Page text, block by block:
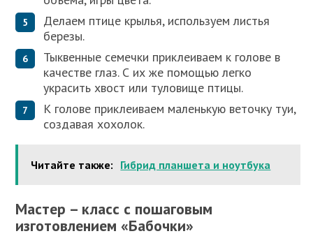
Делаем птице крылья, используем листья
березы.
Тыквенные семечки приклеиваем к голове в
качестве глаз. С их же помощью легко
украсить хвост или туловище птицы.
К голове приклеиваем маленькую веточку туи,
создавая хохолок.
Читайте также: Гибрид планшета и ноутбука
Мастер – класс с пошаговым
изготовлением «Бабочки»